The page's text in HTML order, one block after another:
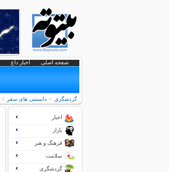
صفحه اصلی اخبار داغ
گردشگري دانستنی های سفر
اخبار
بازار
فرهنگ و هنر
سلامت
گردشگری